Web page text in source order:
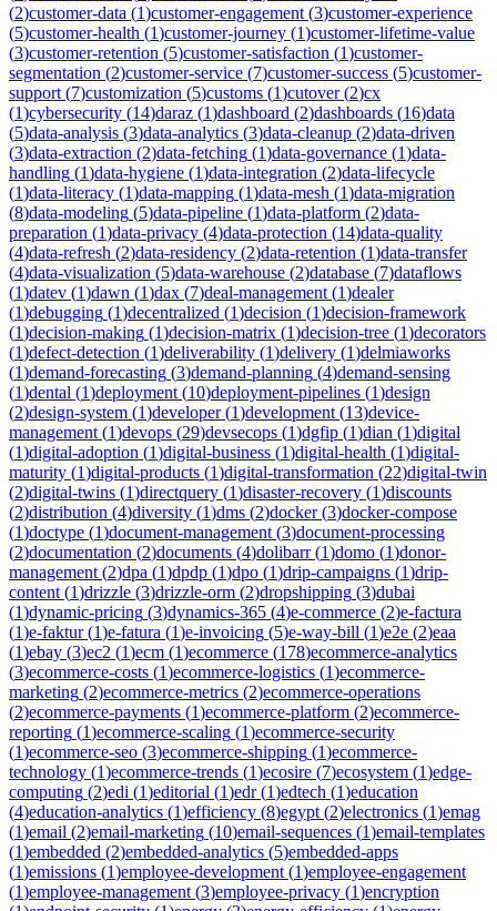
(2)customer-data (1)customer-engagement (3)customer-experience
(5)customer-health (1)customer-journey (1)customer-lifetime-value
(3)customer-retention (5)customer-satisfaction (1)customer-
segmentation (2)customer-service (7)customer-success (5)customer-
support (7)customization (5)customs (1)cutover(2)cx
(1)cybersecurity (14)daraz (1)dashboard (2)dashboards (16)data
(5)data-analysis (3)data-analytics (3)data-cleanup (2)data-driven
(3)data-extraction (2)data-fetching (1)data-governance (1)data-
handling (1)data-hygiene (1)data-integration (2)data-lifecycle
(1)data-literacy (1)data-mapping (1)data-mesh (1)data-migration
(8)data-modeling (5)data-pipeline (1)data-platform (2)data-
preparation (1)data-privacy (4)data-protection (14)data-quality
(4)data-refresh (2)data-residency (2)data-retention (1)data-transfer
(4)data-visualization (5)data-warehouse (2)database (7)dataflows
(1)datev (1)dawn (1)dax (7)deal-management (1)dealer
(1)debugging (1)decentralized (1)decision (1)decision-framework
(1)decision-making (1)decision-matrix (1)decision-tree (1)decorators
(1)defect-detection (1)deliverability (1)delivery (1)delmiaworks
(1)demand-forecasting (3)demand-planning (4)demand-sensing
(1)dental (1)deployment (10)deployment-pipelines (1)design
(2)design-system (1)developer(1)development (13)device-
management (1)devops (29)devsecops (1)dgfip (1)dian (1)digital
(1)digital-adoption (1)digital-business (1)digital-health (1)digital-
maturity (1)digital-products (1)digital-transformation (22)digital-twin
(2)digital-twins (1)directquery (1)disaster-recovery (1)discounts
(2)distribution (4)diversity (1)dms (2)docker(3)docker-compose
(1)doctype (1)document-management (3)document-processing
(2)documentation (2)documents (4)dolibarr(1)domo (1)donor-
management (2)dpa (1)dpdp (1)dpo (1)drip-campaigns (1)drip-
content (1)drizzle (3)drizzle-orm (2)dropshipping (3)dubai
(1)dynamic-pricing (3)dynamics-365 (4)e-commerce (2)e-factura
(1)e-faktur(1)e-fatura (1)e-invoicing (5)e-way-bill (1)e2e (2)eaa
(1)ebay (3)ec2 (1)ecm (1)ecommerce (178)ecommerce-analytics
(3)ecommerce-costs (1)ecommerce-logistics (1)ecommerce-
marketing (2)ecommerce-metrics (2)ecommerce-operations
(2)ecommerce-payments (1)ecommerce-platform (2)ecommerce-
reporting (1)ecommerce-scaling (1)ecommerce-security
(1)ecommerce-seo (3)ecommerce-shipping (1)ecommerce-
technology (1)ecommerce-trends (1)ecosire (7)ecosystem (1)edge-
computing (2)edi (1)editorial (1)edr(1)edtech (1)education
(4)education-analytics (1)efficiency (8)egypt (2)electronics (1)emag
(1)email (2)email-marketing (10)email-sequences (1)email-templates
(1)embedded (2)embedded-analytics (5)embedded-apps
(1)emissions (1)employee-development (1)employee-engagement
(1)employee-management (3)employee-privacy (1)encryption